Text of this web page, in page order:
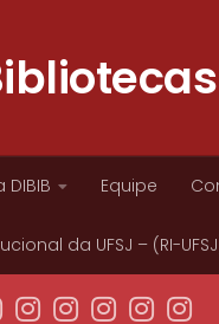
DIBIB Equipe
da UFSJ – (RI-